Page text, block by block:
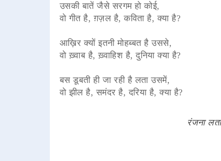
उसकी बातें जैसे सरगम हो कोई,
वो गीत है, ग़ज़ल है, कविता है, क्या है?
आख़िर क्यों इतनी मोहब्बत है उससे,
वो ख़्वाब है, ख़्वाहिश है, दुनिया क्या है?
बस डूबती ही जा रही है लता उसमें,
वो झील है, समंदर है, दरिया है, क्या है?
रंजना